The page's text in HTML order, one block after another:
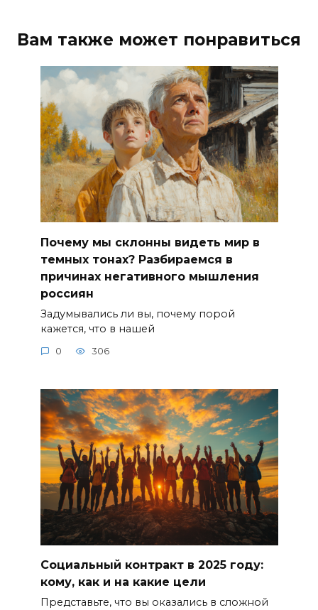
Вам также может понравиться
Почему мы склонны видеть мир в
темных тонах? Разбираемся в
причинах негативного мышления
россиян
Задумывались ли вы, почему порой
кажется, что в нашей
0 306
Социальный контракт в 2025 году:
кому, как и на какие цели
Представьте, что вы оказались в сложной